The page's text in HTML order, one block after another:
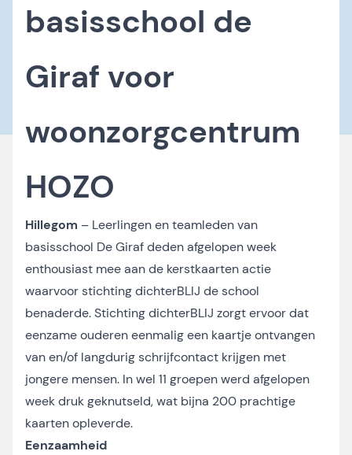
basisschool de
Giraf voor
woonzorgcentrum
HOZO
Hillegom – Leerlingen en teamleden van
basisschool De Giraf deden afgelopen week
enthousiast mee aan de kerstkaarten actie
waarvoor stichting dichterBLIJ de school
benaderde. Stichting dichterBLIJ zorgt ervoor dat
eenzame ouderen eenmalig een kaartje ontvangen
van en/of langdurig schrijfcontact krijgen met
jongere mensen. In wel 11 groepen werd afgelopen
week druk geknutseld, wat bijna 200 prachtige
kaarten opleverde.
Eenzaamheid